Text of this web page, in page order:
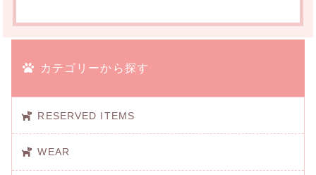
カテゴリーから探す
RESERVED ITEMS
WEAR